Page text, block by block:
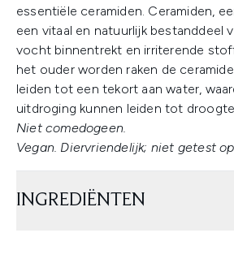
essentiële ceramiden. Ceramiden,
een vitaal en natuurlijk bestanddeel
vocht binnentrekt en irriterende
het ouder worden raken de
leiden tot een tekort aan water,
uitdroging kunnen leiden tot
Niet comedogeen.
Vegan. Diervriendelijk; niet getest
INGREDIËNTEN